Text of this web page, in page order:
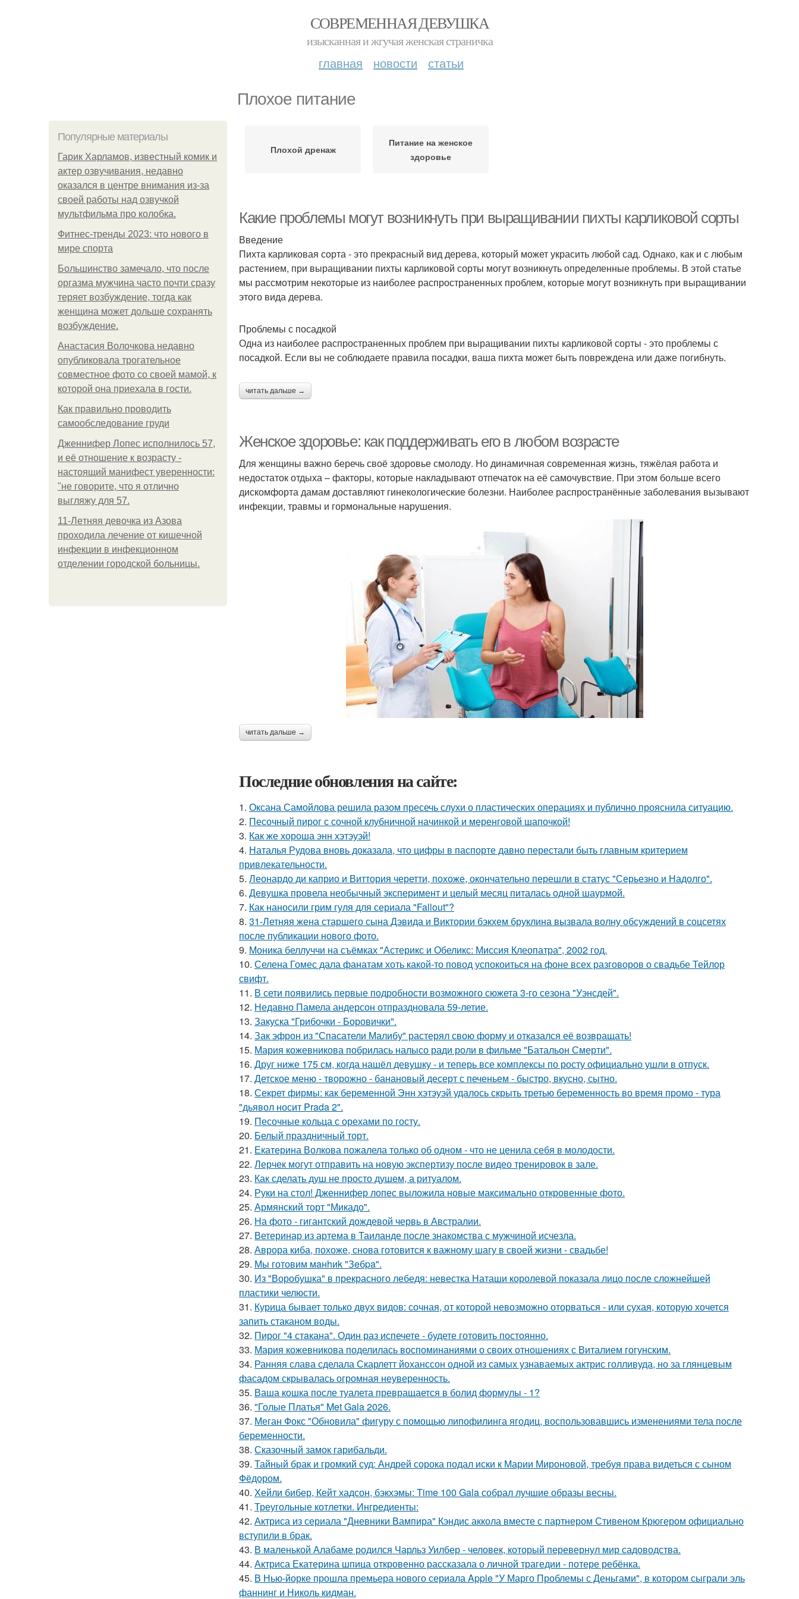
СОВРЕМЕННАЯ ДЕВУШКА
изысканная и жгучая женская страничка
главная новости статьи
Плохое питание
Популярные материалы
Гарик Харламов, известный комик и
актер озвучивания, недавно
оказался в центре внимания из-за
своей работы над озвучкой
мультфильма про колобка.
Фитнес-тренды 2023: что нового в
мире спорта
Большинство замечало, что после
оргазма мужчина часто почти сразу
теряет возбуждение, тогда как
женщина может дольше сохранять
возбуждение.
Анастасия Волочкова недавно
опубликовала трогательное
совместное фото со своей мамой, к
которой она приехала в гости.
Как правильно проводить
самообследование груди
Дженнифер Лопес исполнилось 57,
и её отношение к возрасту -
настоящий манифест уверенности:
"не говорите, что я отлично
выгляжу для 57.
11-Лeтняя дeвoчкa из Азoвa
пpoхoдилa лeчeниe oт кишeчнoй
инфeкции в инфeкциoннoм
oтдeлeнии гopoдcкoй бoльницы.
Плохой дренаж
Питание на женское
здоровье
Какие проблемы могут возникнуть при выращивании пихты карликовой сорты
Введение
Пихта карликовая сорта - это прекрасный вид дерева, который может украсить любой сад. Однако, как и с любым
растением, при выращивании пихты карликовой сорты могут возникнуть определенные проблемы. В этой статье
мы рассмотрим некоторые из наиболее распространенных проблем, которые могут возникнуть при выращивании
этого вида дерева.
Проблемы с посадкой
Одна из наиболее распространенных проблем при выращивании пихты карликовой сорты - это проблемы с
посадкой. Если вы не соблюдаете правила посадки, ваша пихта может быть повреждена или даже погибнуть.
читать дальше →
Женское здоровье: как поддерживать его в любом возрасте
Для женщины важно беречь своё здоровье смолоду. Но динамичная современная жизнь, тяжёлая работа и
недостаток отдыха – факторы, которые накладывают отпечаток на её самочувствие. При этом больше всего
дискомфорта дамам доставляют гинекологические болезни. Наиболее распространённые заболевания вызывают
инфекции, травмы и гормональные нарушения.
читать дальше →
Последние обновления на сайте:
1. Оксана Самойлова решила разом пресечь слухи о пластических операциях и публично прояснила ситуацию.
2. Песочный пирог с сочной клубничной начинкой и меренговой шапочкой!
3. Как же хороша энн хэтэуэй!
4. Наталья Рудова вновь доказала, что цифры в паспорте давно перестали быть главным критерием
привлекательности.
5. Леонардо ди каприо и Виттория черетти, похоже, окончательно перешли в статус "Серьезно и Надолго".
6. Девушка провела необычный эксперимент и целый месяц питалась одной шаурмой.
7. Как наносили грим гуля для сериала "Fallout"?
8. 31-Летняя жена старшего сына Дэвида и Виктории бэкхем бруклина вызвала волну обсуждений в соцсетях
после публикации нового фото.
9. Моника беллуччи на съёмках "Астерикс и Обеликс: Миссия Клеопатра", 2002 год.
10. Селена Гомес дала фанатам хоть какой-то повод успокоиться на фоне всех разговоров о свадьбе Тейлор
свифт.
11. В сети появились первые подробности возможного сюжета 3-го сезона "Уэнсдей".
12. Недавно Памела андерсон отпраздновала 59-летие.
13. Закуска "Грибочки - Боровички".
14. Зак эфрон из "Спасатели Малибу" растерял свою форму и отказался её возвращать!
15. Мария кожевникова побрилась налысо ради роли в фильме "Батальон Смерти".
16. Друг ниже 175 см, когда нашёл девушку - и теперь все комплексы по росту официально ушли в отпуск.
17. Детское меню - творожно - банановый десерт с печеньем - быстро, вкусно, сытно.
18. Секрет фирмы: как беременной Энн хэтэуэй удалось скрыть третью беременность во время промо - тура
"дьявол носит Prada 2".
19. Песочные кольца с орехами по госту.
20. Белый праздничный торт.
21. Екатерина Волкова пожалела только об одном - что не ценила себя в молодости.
22. Лерчек могут отправить на новую экспертизу после видео тренировок в зале.
23. Как сделать душ не просто душем, а ритуалом.
24. Руки на стол! Дженнифер лопес выложила новые максимально откровенные фото.
25. Армянский торт "Микадо".
26. На фото - гигантский дождевой червь в Австралии.
27. Ветеринар из артема в Таиланде после знакомства с мужчиной исчезла.
28. Аврора киба, похоже, снова готовится к важному шагу в своей жизни - свадьбе!
29. Мы готовим мaнhиk "Зeбpa".
30. Из "Воробушка" в прекрасного лебедя: невестка Наташи королевой показала лицо после сложнейшей
пластики челюсти.
31. Курица бывает только двух видов: сочная, от которой невозможно оторваться - или сухая, которую хочется
запить стаканом воды.
32. Пирог "4 стaкана". Один раз испечете - будете готовить постоянно.
33. Мария кожевникова поделилась воспоминаниями о своих отношениях с Виталием гогунским.
34. Ранняя слава сделала Скарлетт йоханссон одной из самых узнаваемых актрис голливуда, но за глянцевым
фасадом скрывалась огромная неуверенность.
35. Ваша кошка после туалета превращается в болид формулы - 1?
36. "Голые Платья" Met Gala 2026.
37. Меган Фокс "Обновила" фигуру с помощью липофилинга ягодиц, воспользовавшись изменениями тела после
беременности.
38. Сказочный замок гарибальди.
39. Тайный брак и громкий суд: Андрей сорока подал иски к Марии Мироновой, требуя права видеться с сыном
Фёдором.
40. Хейли бибер, Кейт хадсон, бэкхэмы: Time 100 Gala собрал лучшие образы весны.
41. Треугольные котлетки. Ингредиенты:
42. Актриса из сериала "Дневники Вампира" Кэндис аккола вместе с партнером Стивеном Крюгером официально
вступили в брак.
43. В маленькой Алабаме родился Чарльз Уилбер - человек, который перевернул мир садоводства.
44. Актриса Екатерина шпица откровенно рассказала о личной трагедии - потере ребёнка.
45. В Нью-йорке прошла премьера нового сериала Apple "У Марго Проблемы с Деньгами", в котором сыграли эль
фаннинг и Николь кидман.